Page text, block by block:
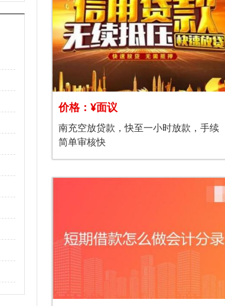
价格：¥面议
南充空放贷款，快至一小时放款，手续
简单审核快